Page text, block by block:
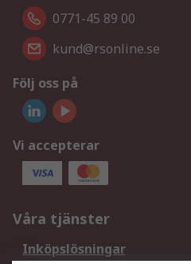
0771-45 89 00
kund@rsonline.se
Följ oss på
Vi accepterar
Våra tjänster
Inköpslösningar